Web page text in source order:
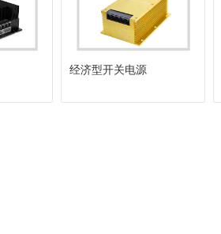
经济型开关电源